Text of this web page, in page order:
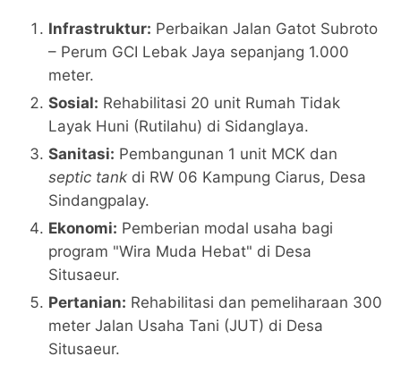
Infrastruktur: Perbaikan Jalan Gatot Subroto
– Perum GCI Lebak Jaya sepanjang 1.000
meter.
Sosial: Rehabilitasi 20 unit Rumah Tidak
Layak Huni (Rutilahu) di Sidanglaya.
Sanitasi: Pembangunan 1 unit MCK dan
septic tank di RW 06 Kampung Ciarus, Desa
Sindangpalay.
Ekonomi: Pemberian modal usaha bagi
program "Wira Muda Hebat" di Desa
Situsaeur.
Pertanian: Rehabilitasi dan pemeliharaan 300
meter Jalan Usaha Tani (JUT) di Desa
Situsaeur.